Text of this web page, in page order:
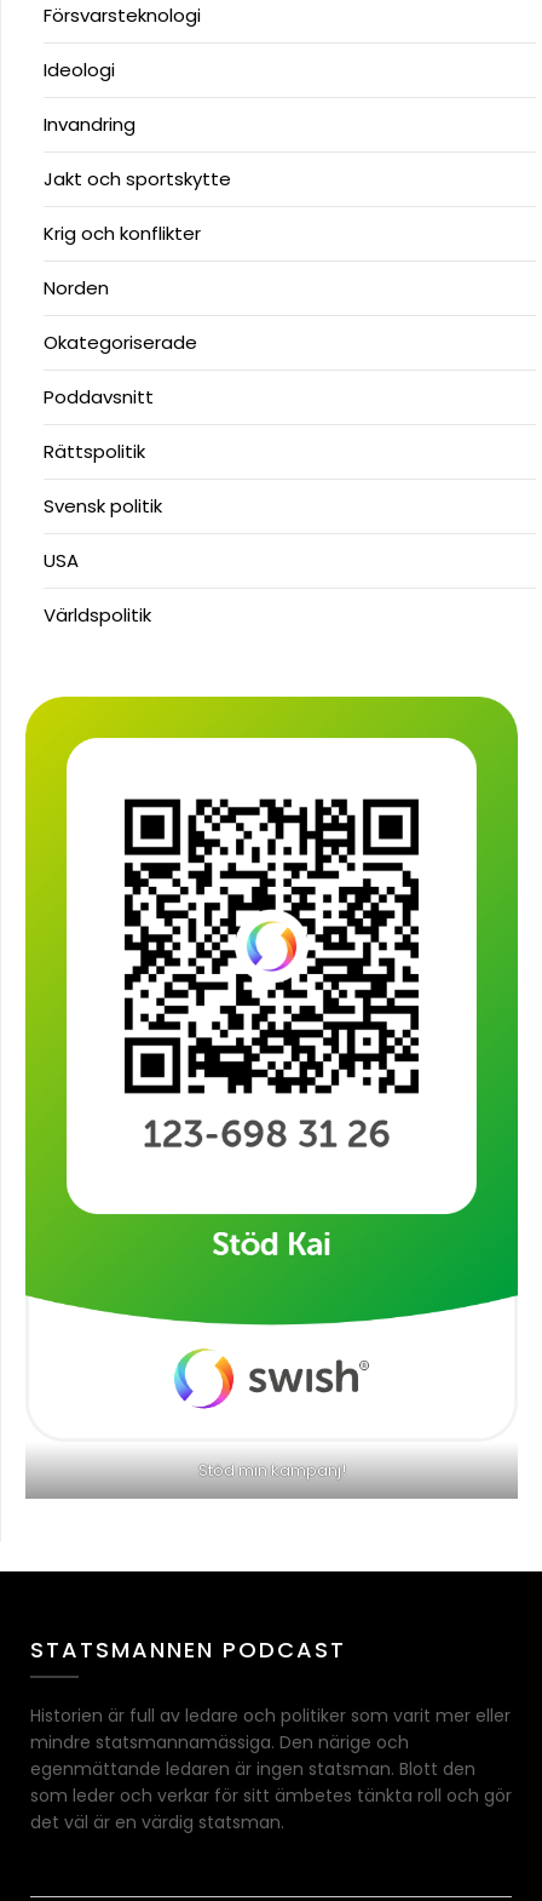
Försvarsteknologi
Ideologi
Invandring
Jakt och sportskytte
Krig och konflikter
Norden
Okategoriserade
Poddavsnitt
Rättspolitik
Svensk politik
USA
Världspolitik
Stöd min kampanj!
STATSMANNEN PODCAST
Historien är full av ledare och politiker som varit mer eller
mindre statsmannamässiga. Den närige och
egenmättande ledaren är ingen statsman. Blott den
som leder och verkar för sitt ämbetes tänkta roll och gör
det väl är en värdig statsman.